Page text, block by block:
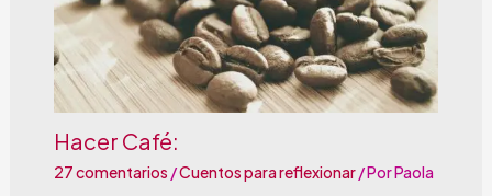
Hacer Café:
27 comentarios /Cuentos para reflexionar/ PorPaola